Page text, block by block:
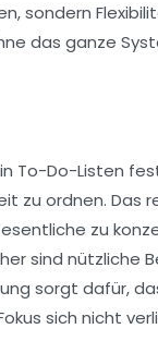
sondern
das ganze
To-Do-Listen
zu ordnen. Das
zu
sind nützliche
sorgt dafür,
sich nicht